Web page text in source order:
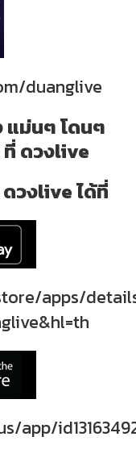
duanglive
แม่นๆ โดนๆ
ดวงlive
วงlive ได้ที่
apps/
app/